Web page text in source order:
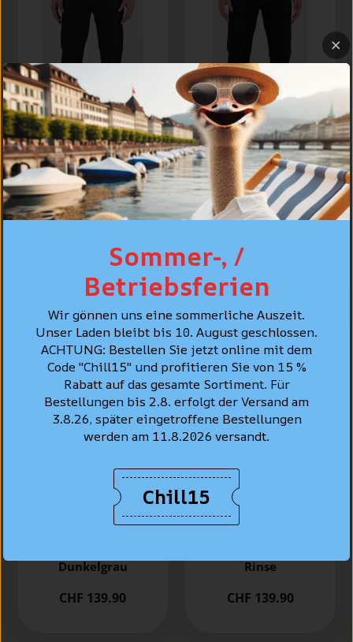
Alberto Jeans Pipe,
regular slim fit,
schwarz leichter
Premium Denim
CHF 149.90
Alberto Jeans Pipe,
regular slim fit,
schwarz leichter
Denim
CHF 139.90
Dunkelgrau
CHF 139.90
Rinse
CHF 139.90
Sommer-, /
Betriebsferien
Wir gönnen uns eine sommerliche Auszeit.
Unser Laden bleibt bis 10. August geschlossen.
ACHTUNG: Bestellen Sie jetzt online mit dem
Code "Chill15" und profitieren Sie von 15 %
Rabatt auf das gesamte Sortiment. Für
Bestellungen bis 2.8. erfolgt der Versand am
3.8.26, später eingetroffene Bestellungen
werden am 11.8.2026 versandt.
Chill15